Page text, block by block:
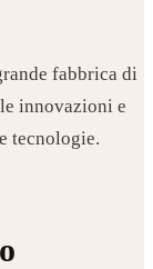
fabbrica di
innovazioni e
tecnologie.